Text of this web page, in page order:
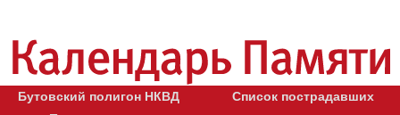
Бутовский полигон НКВД
Список пострадавших